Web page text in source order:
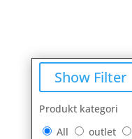
Show Filter
Produkt kategori
All
outlet